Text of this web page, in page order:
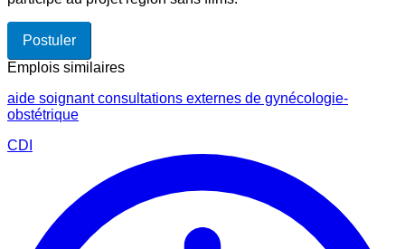
Postuler
Emplois similaires
aide soignant consultations externes de gynécologie-
obstétrique
CDI